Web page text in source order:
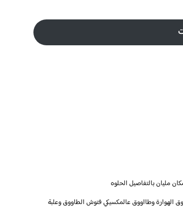
مليان بالتفاصيل الحلوه
وطااووق عالمكسيكي فتوش الطاووق وعلبة